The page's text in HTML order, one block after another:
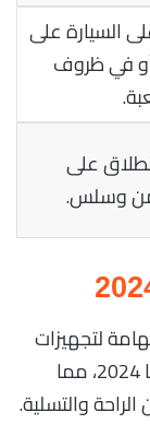
السيارة على
أو في ظروف
على
وسلس.
لتجهيزات
الترفيه والراحة المتوفرة في هيونداي كونا 2024، مما
والتسلية.